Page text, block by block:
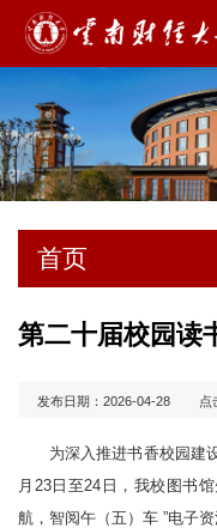
首页
第二十届校园读
发布日期：2026-04-28 点
为深入推进书香校园建
月23日至24日，我校图书
航，智阅午（五）车 ”电子